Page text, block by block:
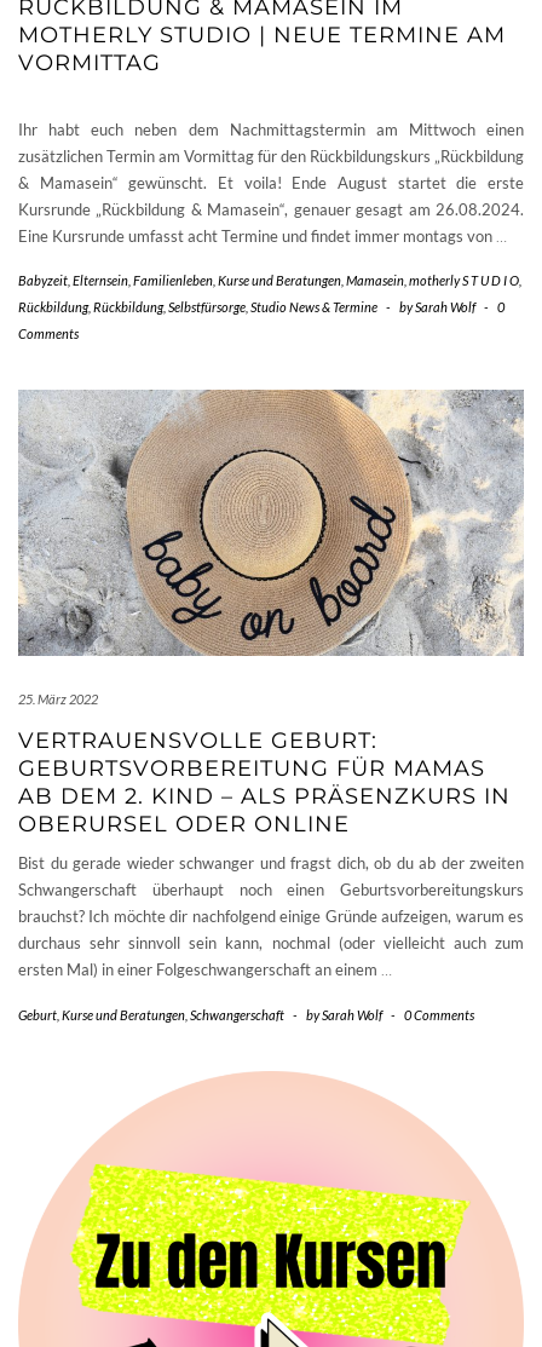
RÜCKBILDUNG & MAMASEIN IM
MOTHERLY STUDIO | NEUE TERMINE AM
VORMITTAG
Ihr habt euch neben dem Nachmittagstermin am Mittwoch einen
zusätzlichen Termin am Vormittag für den Rückbildungskurs „Rückbildung
& Mamasein“ gewünscht. Et voila! Ende August startet die erste
Kursrunde „Rückbildung & Mamasein“, genauer gesagt am 26.08.2024.
Eine Kursrunde umfasst acht Termine und findet immer montags von
Babyzeit Elternsein Familienleben Kurse und Beratungen Mamasein motherly S T U D I O
Rückbildung, Rückbildung, Selbstfürsorge Studio News & Termine - bySarah Wolf -
0
Comments
25. März 2022
VERTRAUENSVOLLE GEBURT:
GEBURTSVORBEREITUNG FÜR MAMAS
AB DEM 2. KIND – ALS PRÄSENZKURS IN
OBERURSEL ODER ONLINE
Bist du gerade wieder schwanger und fragst dich, ob du ab der zweiten
Schwangerschaft überhaupt noch einen Geburtsvorbereitungskurs
brauchst? Ich möchte dir nachfolgend einige Gründe aufzeigen, warum es
durchaus sehr sinnvoll sein kann, nochmal (oder vielleicht auch zum
ersten Mal) in einer Folgeschwangerschaft an einem
Geburt Kurse und Beratungen Schwangerschaft - bySarah Wolf - 0 Comments